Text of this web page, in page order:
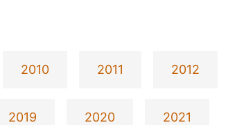
2010 2011 2012
2019 2020 2021